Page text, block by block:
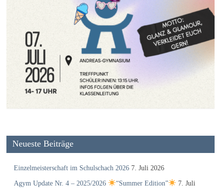
Neueste Beiträge
Einzelmeisterschaft im Schulschach 2026 7. Juli 2026
Agym Update Nr. 4 – 2025/2026 “Summer Edition”
7. Juli